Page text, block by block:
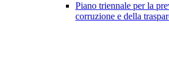
Piano triennale per la
corruzione e della